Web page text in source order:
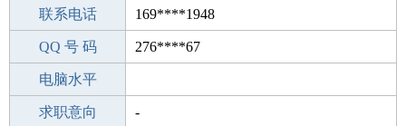
期望月薪
联系电话 169****1948
手机号码 169****1948
QQ 号 码 276****67
微信号码
电脑水平
外语水平
求职意向 -